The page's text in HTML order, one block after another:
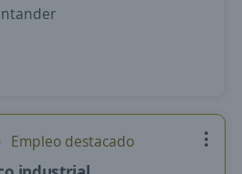
Empleo destacado